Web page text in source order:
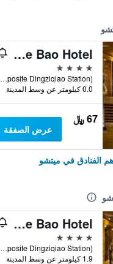
Jin De Bao Hotel
4 نجوم
No. 107 Guangmei Middle Road (Opposite Dingziqiao Station), ميتشو, الصين
0.0 كيلومتر عن وسط المدينة
67 ﷼
عرض الصفقة
الفنادق في ميتشو
Jin De Bao Hotel
4 نجوم
No. 107 Guangmei Middle Road (Opposite Dingziqiao Station), ميتشو, الصين
1.9 كيلومتر عن وسط المدينة